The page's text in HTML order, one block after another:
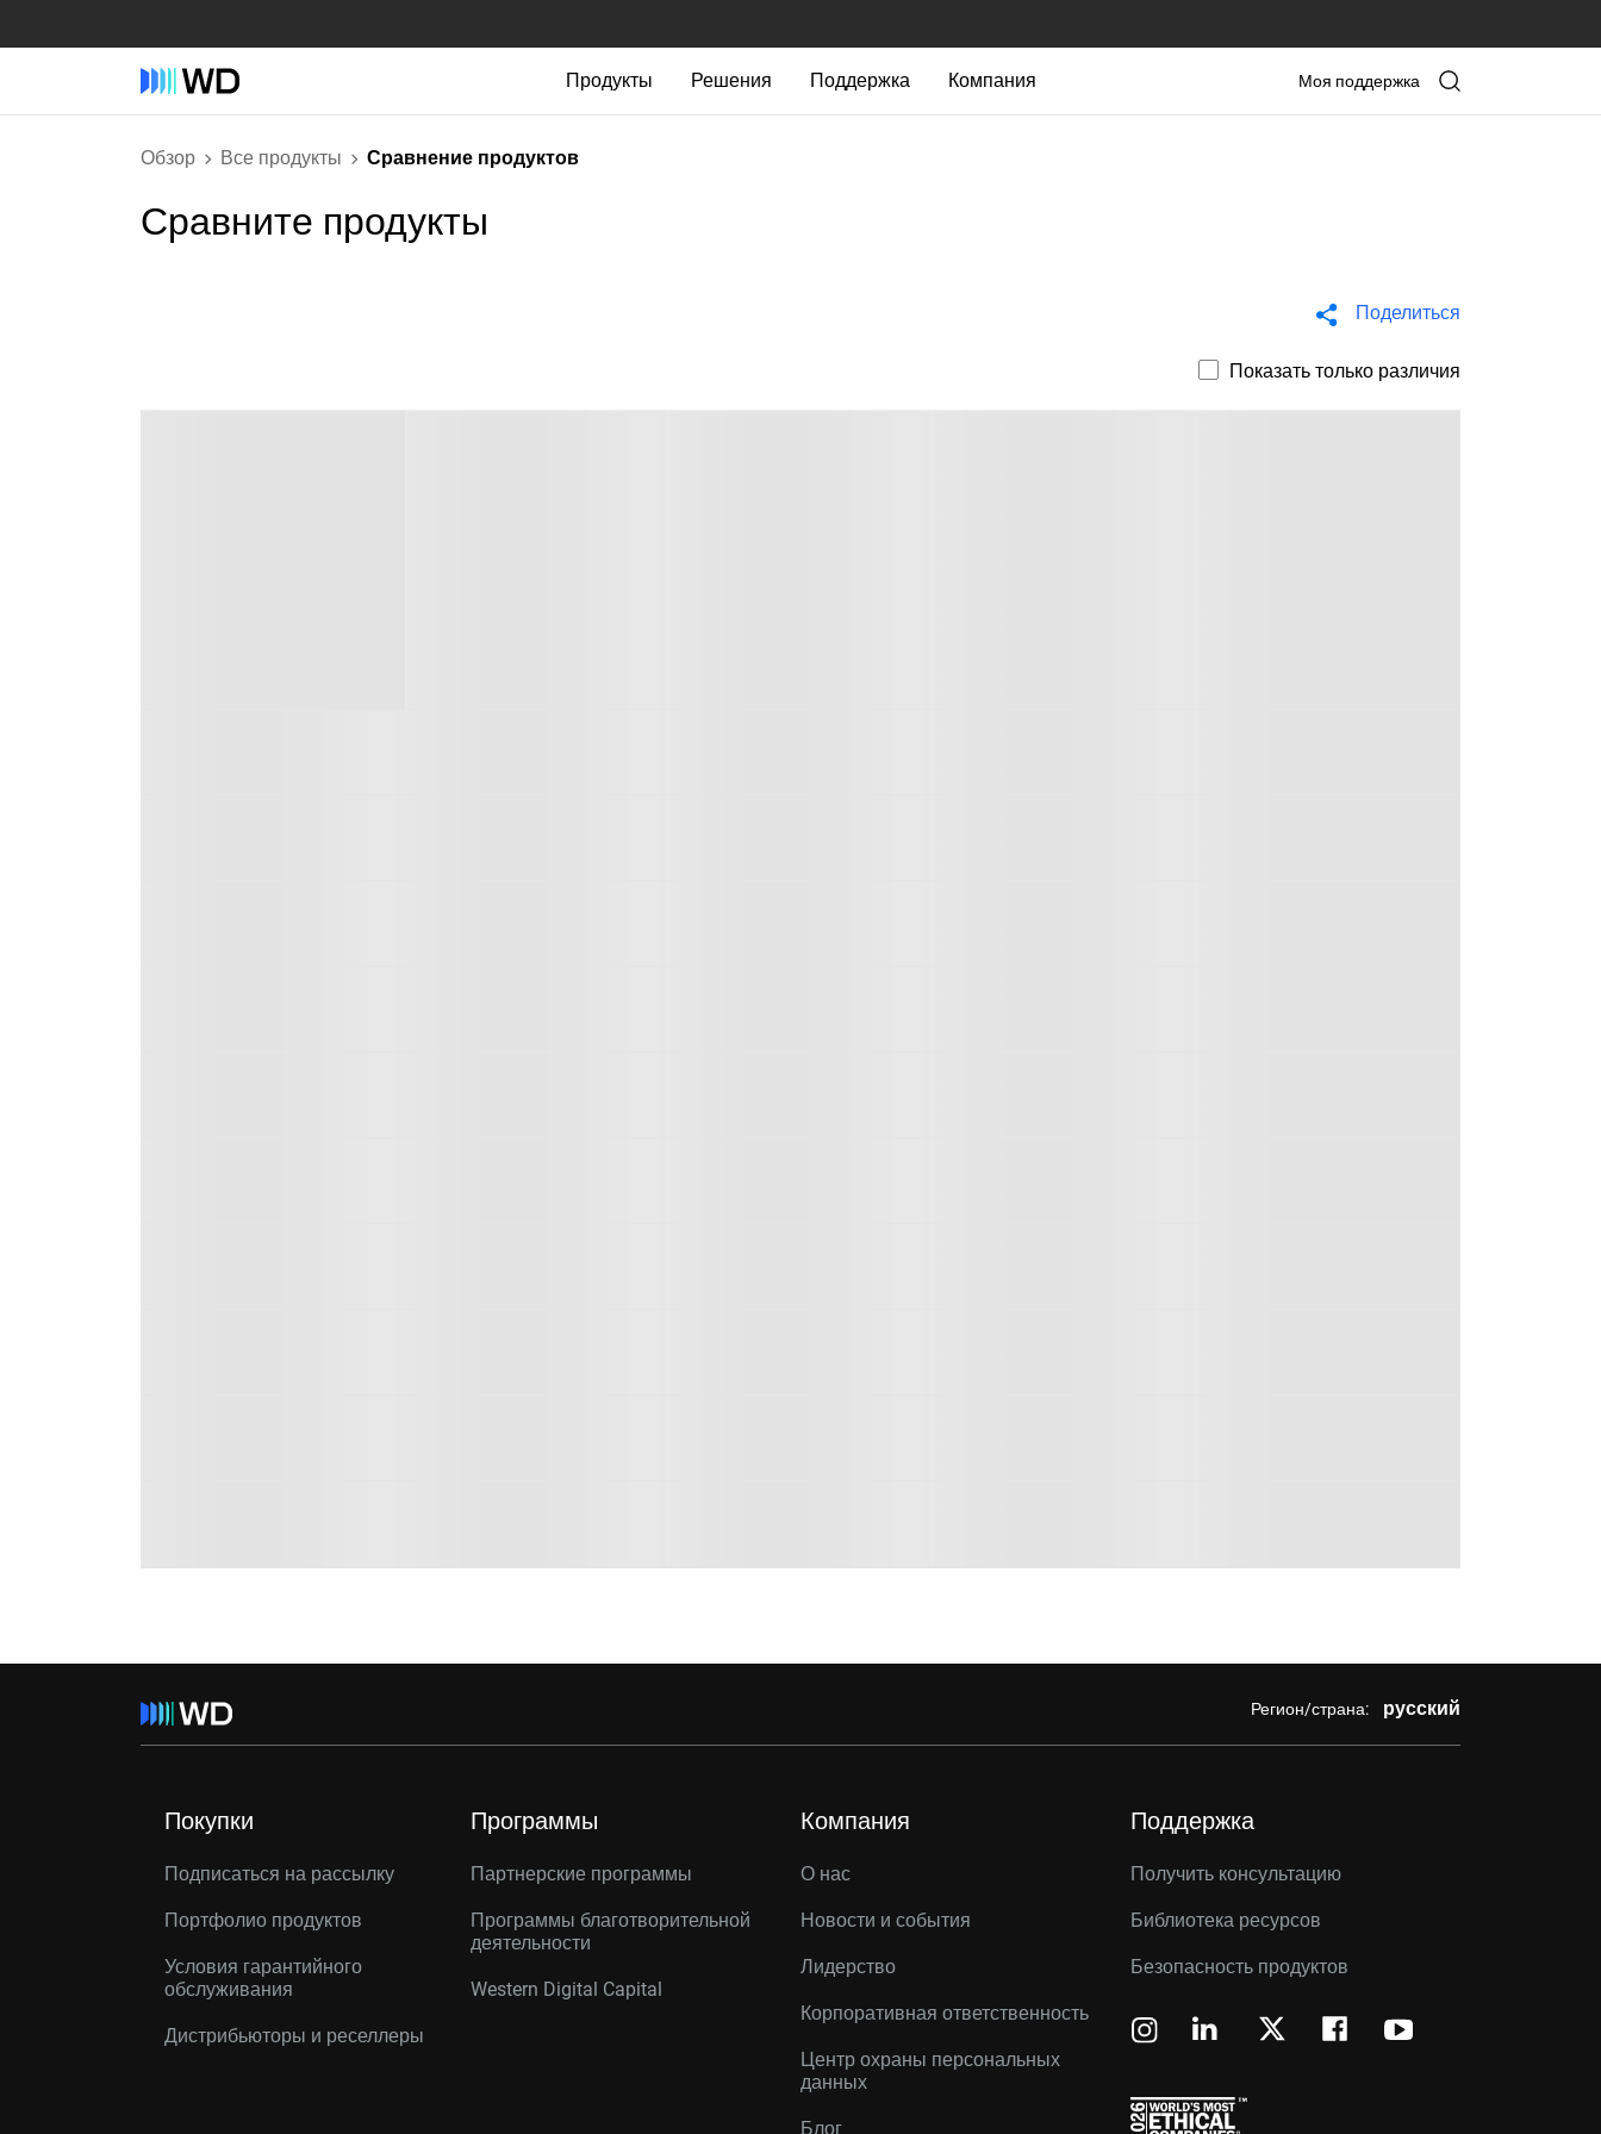
Продукты Решения Поддержка Компания Моя поддержка
Обзор Все продукты Сравнение продуктов
Сравните продукты
Поделиться
Показать только различия
Регион/страна: русский
Покупки
Подписаться на рассылку
Портфолио продуктов
Условия гарантийного
обслуживания
Дистрибьюторы и реселлеры
Программы
Партнерские программы
Программы благотворительной
деятельности
Western Digital Capital
Компания
О нас
Новости и события
Лидерство
Корпоративная ответственность
Центр охраны персональных
данных
Блог
Поддержка
Получить консультацию
Библиотека ресурсов
Безопасность продуктов